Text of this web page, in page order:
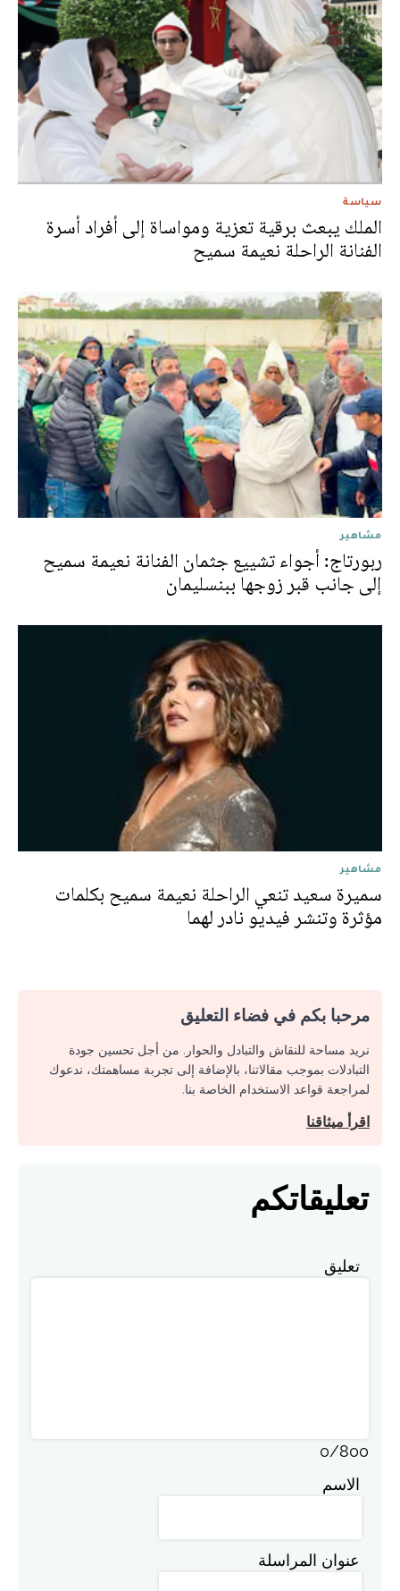
سياسة
الملك يبعث برقية تعزية ومواساة إلى أفراد أسرة
الفنانة الراحلة نعيمة سميح
مشاهير
ربورتاج: أجواء تشييع جثمان الفنانة نعيمة سميح
إلى جانب قبر زوجها ببنسليمان
مشاهير
سميرة سعيد تنعي الراحلة نعيمة سميح بكلمات
مؤثرة وتنشر فيديو نادر لهما
مرحبا بكم في فضاء التعليق
نريد مساحة للنقاش والتبادل والحوار. من أجل تحسين جودة
التبادلات بموجب مقالاتنا، بالإضافة إلى تجربة مساهمتك، ندعوك
لمراجعة قواعد الاستخدام الخاصة بنا.
اقرأ ميثاقنا
تعليقاتكم
تعليق
0/800
الاسم
عنوان المراسلة